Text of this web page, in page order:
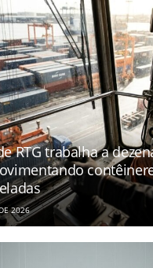
RTG trabalha a
2026